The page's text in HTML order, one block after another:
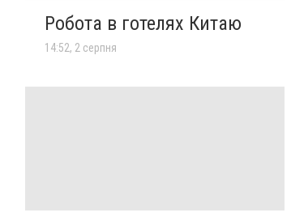
Робота в готелях Китаю
14:52, 2 серпня